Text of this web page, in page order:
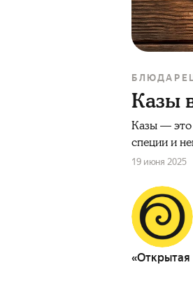
БЛЮДА
Казы
Казы — это
специи и
19 июня 2025
«Открытая